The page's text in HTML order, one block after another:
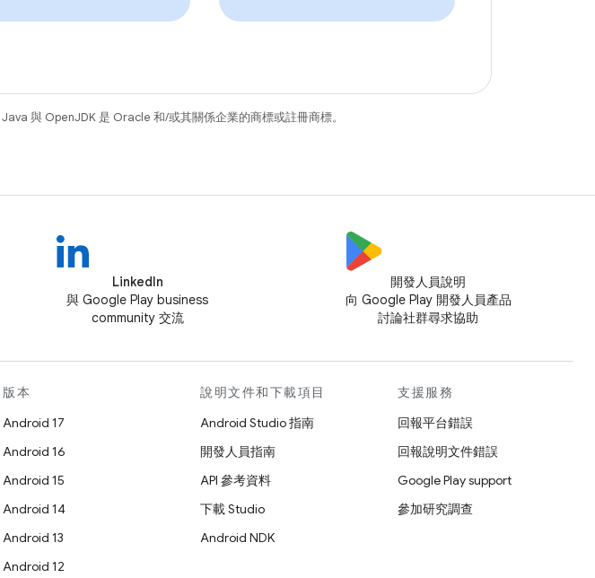
與 OpenJDK 是 Oracle 和/或其關係企業的商標或註冊商標。
LinkedIn
與 Google Play business
community 交流
開發人員說明
向 Google Play 開發人員產品
討論社群尋求協助
版本
Android 17
Android 16
Android 15
Android 14
Android 13
Android 12
說明文件和下載項目
Android Studio 指南
開發人員指南
API 參考資料
下載 Studio
Android NDK
支援服務
回報平台錯誤
回報說明文件錯誤
Google Play support
參加研究調查